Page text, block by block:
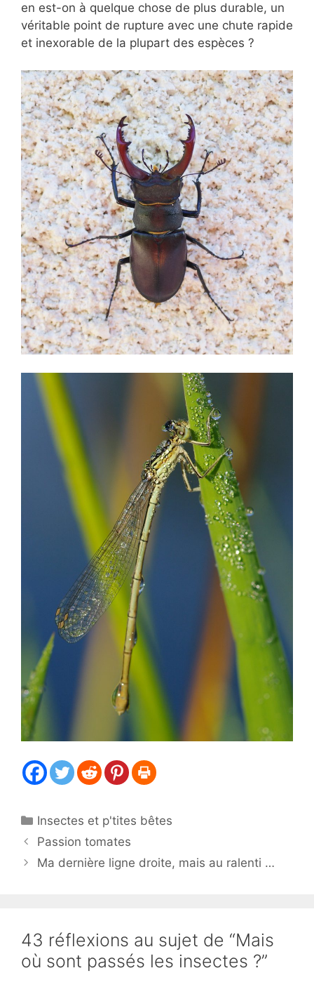
en est-on à quelque chose de plus durable, un
véritable point de rupture avec une chute rapide
et inexorable de la plupart des espèces ?
Catégories
Insectes et p'tites bêtes
Passion tomates
Ma dernière ligne droite, mais au ralenti …
43 réflexions au sujet de “Mais
où sont passés les insectes ?”